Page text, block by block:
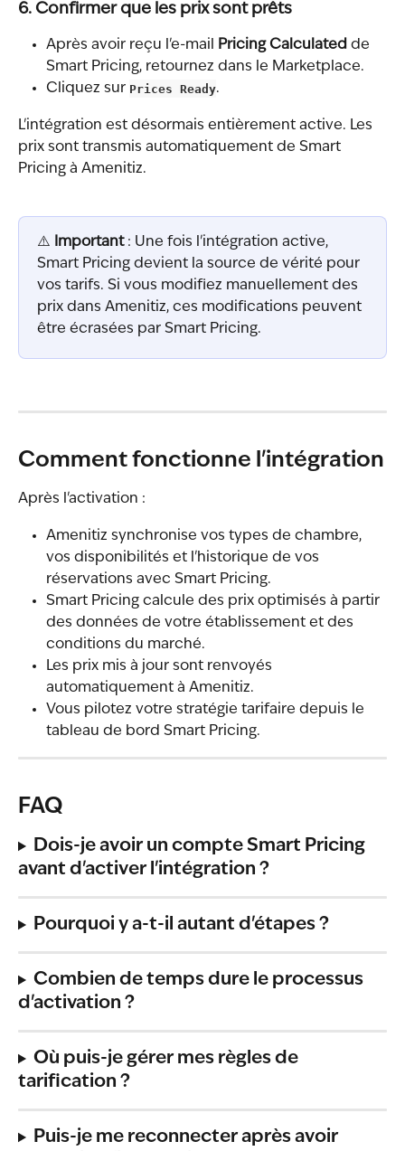
6. Confirmer que les prix sont prêts
Après avoir reçu l'e-mail Pricing Calculated de
Smart Pricing, retournez dans le Marketplace.
Cliquez sur Prices Ready.
L'intégration est désormais entièrement active. Les
prix sont transmis automatiquement de Smart
Pricing à Amenitiz.
⚠️ Important : Une fois l'intégration active,
Smart Pricing devient la source de vérité pour
vos tarifs. Si vous modifiez manuellement des
prix dans Amenitiz, ces modifications peuvent
être écrasées par Smart Pricing.
Comment fonctionne l'intégration
Après l'activation :
Amenitiz synchronise vos types de chambre,
vos disponibilités et l'historique de vos
réservations avec Smart Pricing.
Smart Pricing calcule des prix optimisés à partir
des données de votre établissement et des
conditions du marché.
Les prix mis à jour sont renvoyés
automatiquement à Amenitiz.
Vous pilotez votre stratégie tarifaire depuis le
tableau de bord Smart Pricing.
FAQ
Dois-je avoir un compte Smart Pricing
avant d'activer l'intégration ?
Pourquoi y a-t-il autant d'étapes ?
Combien de temps dure le processus
d'activation ?
Où puis-je gérer mes règles de
tarification ?
Puis-je me reconnecter après avoir